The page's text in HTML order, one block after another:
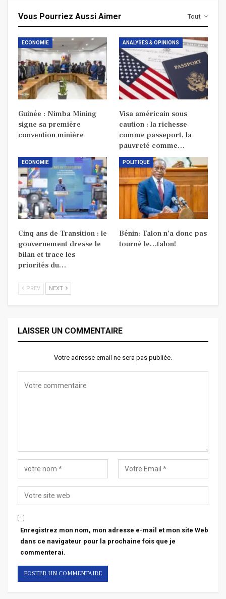
Tout
Vous Pourriez Aussi Aimer
ECONOMIE
Guinée : Nimba Mining
signe sa première
convention minière
ANALYSES & OPINIONS
Visa américain sous
caution : la richesse
comme passeport, la
pauvreté comme…
ECONOMIE
Cinq ans de Transition : le
gouvernement dresse le
bilan et trace les
priorités du…
POLITIQUE
Bénin: Talon n’a donc pas
tourné le…talon!
PREV NEXT
LAISSER UN COMMENTAIRE
Votre adresse email ne sera pas publiée.
Enregistrez mon nom, mon adresse e-mail et mon site Web
dans ce navigateur pour la prochaine fois que je
commenterai.